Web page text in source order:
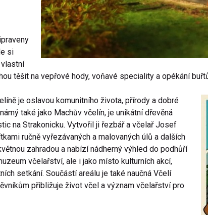
si
těšit na vepřové hody, voňavé speciality a opékání
je oslavou komunitního života, přírody a dobré
také jako Machův včelín, je unikátní dřevěná
na Strakonicku. Vytvořil ji řezbář a včelař Josef
ručně vyřezávaných a malovaných úlů a dalších
zahradou a nabízí nádherný výhled do podhůří
včelařství, ale i jako místo kulturních akcí,
setkání. Součástí areálu je také naučná Včelí
přibližuje život včel a význam včelařství pro